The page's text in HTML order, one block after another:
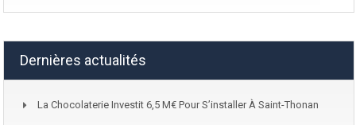
Dernières actualités
La Chocolaterie Investit 6,5 M€ Pour S’installer À Saint-Thonan